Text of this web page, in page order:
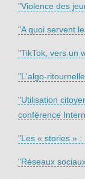
"Violence des
"A quoi servent
"TikTok, vers un
"L'algo-
"Utilisation
conférence
"Les « stories » :
"Réseaux